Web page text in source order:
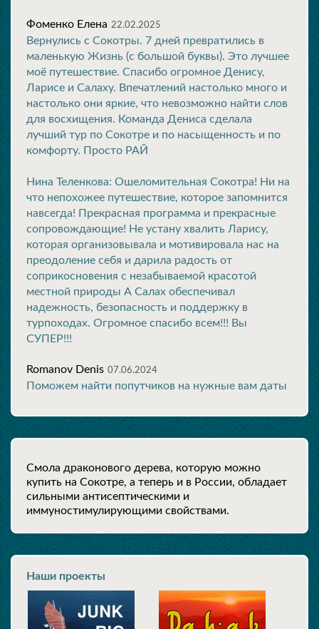
Фоменко Елена 22.02.2025
Вернулись с Сокотры. 7 дней превратились в
маленькую Жизнь (с большой буквы). Это лучшее
моё путешествие. Спасибо огромное Денису,
Ларисе и Салаху. Впечатлений настолько много и
настолько они яркие, что невозможно найти слов
для восхищения. Команда Дениса сделала
лучший тур по Сокотре и по насыщенность и по
комфорту. Просто РАЙ
Нина Теленкова: Ошеломительная Сокотра! Ни на
что непохожее путешествие, которое запомнится
навсегда! Прекрасная программа и прекрасные
сопровождающие! Не устану хвалить Ларису,
которая организовывала и мотивировала нас на
преодоление себя и дарила радость от
соприкосновения с незабываемой красотой
местной природы А Салах обеспечивал
надежность, безопасность и поддержку в
турпоходах. Огромное спасибо всем!!! Вы
СУПЕР!!!
Romanov Denis 07.06.2024
Поможем найти попутчиков на нужные вам даты
Смола драконового дерева, которую можно
купить на Сокотре, а теперь и в России, обладает
сильными антисептическими и
иммуностимулирующими свойствами.
Наши проекты